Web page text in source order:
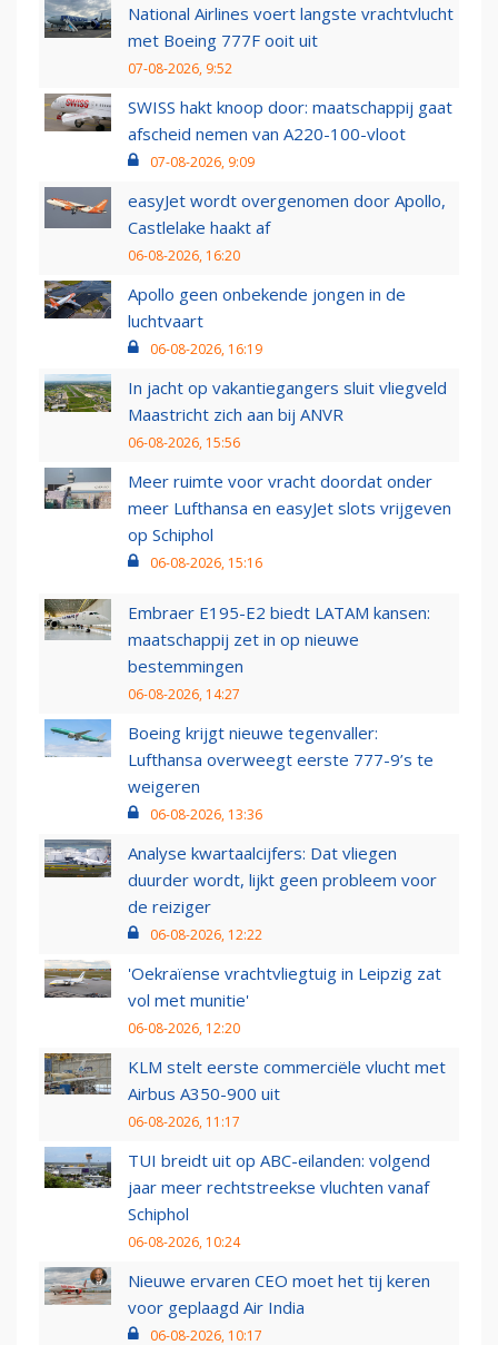
National Airlines voert langste vrachtvlucht
met Boeing 777F ooit uit
07-08-2026, 9:52
SWISS hakt knoop door: maatschappij gaat
afscheid nemen van A220-100-vloot
07-08-2026, 9:09
easyJet wordt overgenomen door Apollo,
Castlelake haakt af
06-08-2026, 16:20
Apollo geen onbekende jongen in de
luchtvaart
06-08-2026, 16:19
In jacht op vakantiegangers sluit vliegveld
Maastricht zich aan bij ANVR
06-08-2026, 15:56
Meer ruimte voor vracht doordat onder
meer Lufthansa en easyJet slots vrijgeven
op Schiphol
06-08-2026, 15:16
Embraer E195-E2 biedt LATAM kansen:
maatschappij zet in op nieuwe
bestemmingen
06-08-2026, 14:27
Boeing krijgt nieuwe tegenvaller:
Lufthansa overweegt eerste 777-9’s te
weigeren
06-08-2026, 13:36
Analyse kwartaalcijfers: Dat vliegen
duurder wordt, lijkt geen probleem voor
de reiziger
06-08-2026, 12:22
'Oekraïense vrachtvliegtuig in Leipzig zat
vol met munitie'
06-08-2026, 12:20
KLM stelt eerste commerciële vlucht met
Airbus A350-900 uit
06-08-2026, 11:17
TUI breidt uit op ABC-eilanden: volgend
jaar meer rechtstreekse vluchten vanaf
Schiphol
06-08-2026, 10:24
Nieuwe ervaren CEO moet het tij keren
voor geplaagd Air India
06-08-2026, 10:17